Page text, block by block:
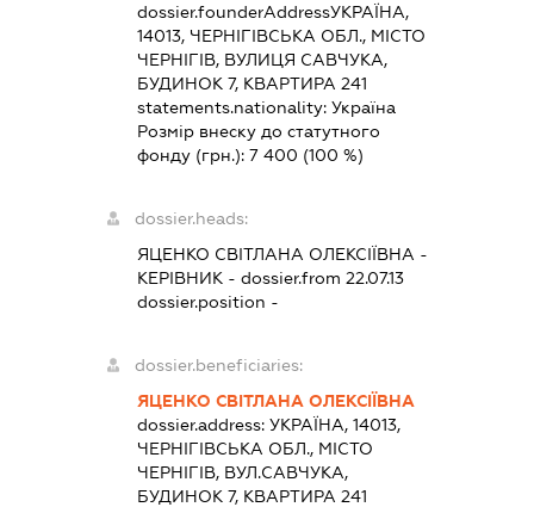
dossier.founderAddressУКРАЇНА,
14013, ЧЕРНІГІВСЬКА ОБЛ., МІСТО
ЧЕРНІГІВ, ВУЛИЦЯ САВЧУКА,
БУДИНОК 7, КВАРТИРА 241
statements.nationality: Україна
Розмір внеску до статутного
фонду (грн.): 7 400 (100 %)
dossier.heads:
ЯЦЕНКО СВІТЛАНА ОЛЕКСІЇВНА -
КЕРІВНИК - dossier.from 22.07.13
dossier.position -
dossier.beneficiaries:
ЯЦЕНКО СВІТЛАНА ОЛЕКСІЇВНА
dossier.address: УКРАЇНА, 14013,
ЧЕРНІГІВСЬКА ОБЛ., МІСТО
ЧЕРНІГІВ, ВУЛ.САВЧУКА,
БУДИНОК 7, КВАРТИРА 241